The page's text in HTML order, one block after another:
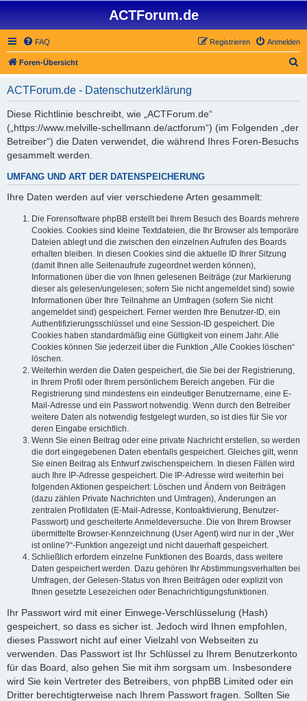
ACTForum.de
FAQ Anmelden
Registrieren
Foren-Übersicht
ACTForum.de - Datenschutzerklärung
Diese Richtlinie beschreibt, wie „ACTForum.de“
(„https://www.melville-schellmann.de/actforum“) (im Folgenden „der
Betreiber“) die Daten verwendet, die während Ihres Foren-Besuchs
gesammelt werden.
UMFANG UND ART DER DATENSPEICHERUNG
Ihre Daten werden auf vier verschiedene Arten gesammelt:
Die Forensoftware phpBB erstellt bei Ihrem Besuch des Boards mehrere
Cookies. Cookies sind kleine Textdateien, die Ihr Browser als temporäre
Dateien ablegt und die zwischen den einzelnen Aufrufen des Boards
erhalten bleiben. In diesen Cookies sind die aktuelle ID Ihrer Sitzung
(damit Ihnen alle Seitenaufrufe zugeordnet werden können),
Informationen über die von Ihnen gelesenen Beiträge (zur Markierung
dieser als gelesen/ungelesen; sofern Sie nicht angemeldet sind) sowie
Informationen über Ihre Teilnahme an Umfragen (sofern Sie nicht
angemeldet sind) gespeichert. Ferner werden Ihre Benutzer-ID, ein
Authentifizierungsschlüssel und eine Session-ID gespeichert. Die
Cookies haben standardmäßig eine Gültigkeit von einem Jahr. Alle
Cookies können Sie jederzeit über die Funktion „Alle Cookies löschen“
löschen.
Weiterhin werden die Daten gespeichert, die Sie bei der Registrierung,
in Ihrem Profil oder Ihrem persönlichem Bereich angeben. Für die
Registrierung sind mindestens ein eindeutiger Benutzername, eine E-
Mail-Adresse und ein Passwort notwendig. Wenn durch den Betreiber
weitere Daten als notwendig festgelegt wurden, so ist dies für Sie vor
deren Eingabe ersichtlich.
Wenn Sie einen Beitrag oder eine private Nachricht erstellen, so werden
die dort eingegebenen Daten ebenfalls gespeichert. Gleiches gilt, wenn
Sie einen Beitrag als Entwurf zwischenspeichern. In diesen Fällen wird
auch Ihre IP-Adresse gespeichert. Die IP-Adresse wird weiterhin bei
folgenden Aktionen gespeichert: Löschen und Ändern von Beiträgen
(dazu zählen Private Nachrichten und Umfragen), Änderungen an
zentralen Profildaten (E-Mail-Adresse, Kontoaktivierung, Benutzer-
Passwort) und gescheiterte Anmeldeversuche. Die von Ihrem Browser
übermittelte Browser-Kennzeichnung (User Agent) wird nur in der „Wer
ist online?“-Funktion angezeigt und nicht dauerhaft gespeichert.
Schließlich erfordern einzelne Funktionen des Boards, dass weitere
Daten gespeichert werden. Dazu gehören Ihr Abstimmungsverhalten bei
Umfragen, der Gelesen-Status von Ihren Beiträgen oder explizit von
Ihnen gesetzte Lesezeichen oder Benachrichtigungsfunktionen.
Ihr Passwort wird mit einer Einwege-Verschlüsselung (Hash)
gespeichert, so dass es sicher ist. Jedoch wird Ihnen empfohlen,
dieses Passwort nicht auf einer Vielzahl von Webseiten zu
verwenden. Das Passwort ist Ihr Schlüssel zu Ihrem Benutzerkonto
für das Board, also gehen Sie mit ihm sorgsam um. Insbesondere
wird Sie kein Vertreter des Betreibers, von phpBB Limited oder ein
Dritter berechtigterweise nach Ihrem Passwort fragen. Sollten Sie